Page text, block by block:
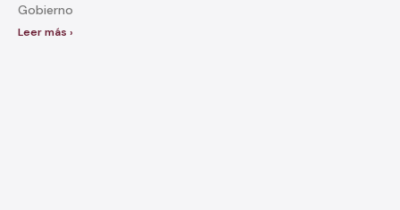
Gobierno
Leer más ›